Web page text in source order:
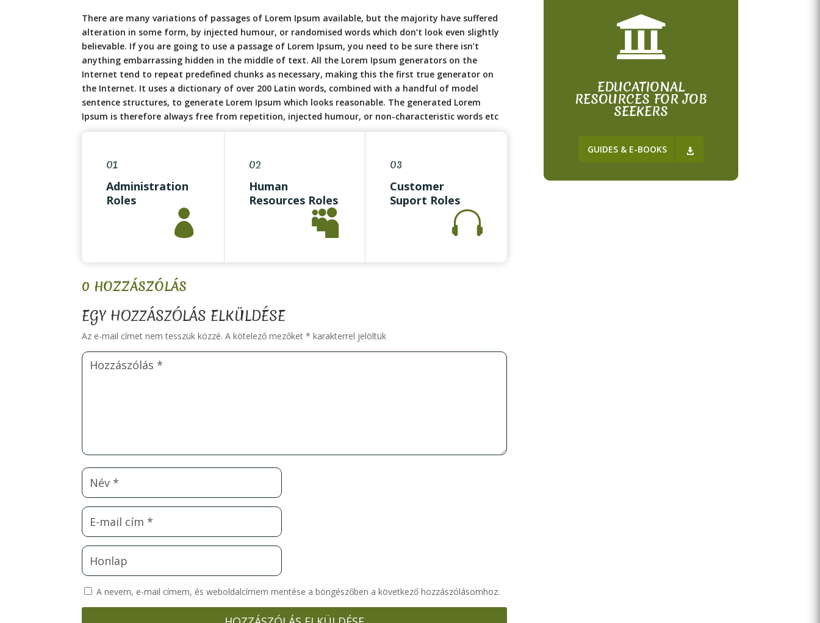
There are many variations of passages of Lorem Ipsum available, but the majority have suffered
alteration in some form, by injected humour, or randomised words which don’t look even slightly
believable. If you are going to use a passage of Lorem Ipsum, you need to be sure there isn’t
anything embarrassing hidden in the middle of text. All the Lorem Ipsum generators on the
Internet tend to repeat predefined chunks as necessary, making this the first true generator on
the Internet. It uses a dictionary of over 200 Latin words, combined with a handful of model
sentence structures, to generate Lorem Ipsum which looks reasonable. The generated Lorem
Ipsum is therefore always free from repetition, injected humour, or non-characteristic words etc

01
Administration
Roles
Office Coordinator
Facilities
Data Entry

02
Human
Resources Roles
Office Coordinator
Facilities

03
Customer
Suport Roles
Office Coordinator
Facilities
0 HOZZÁSZÓLÁS
EGY HOZZÁSZÓLÁS ELKÜLDÉSE
Az e-mail címet nem tesszük közzé. A kötelező mezőket* karakterrel jelöltük
A nevem, e-mail címem, és weboldalcímem mentése a böngészőben a következő hozzászólásomhoz.

EDUCATIONAL
RESOURCES FOR JOB
SEEKERS
GUIDES & E-BOOKS